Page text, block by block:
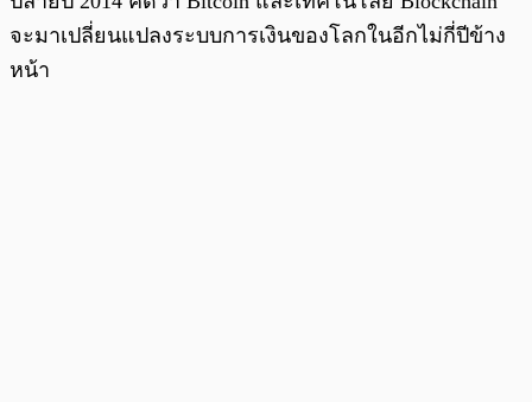
จะมาเปลี่ยนแปลงระบบการเงินของโลกในอีกไม่กี่ปีข้าง
หน้า